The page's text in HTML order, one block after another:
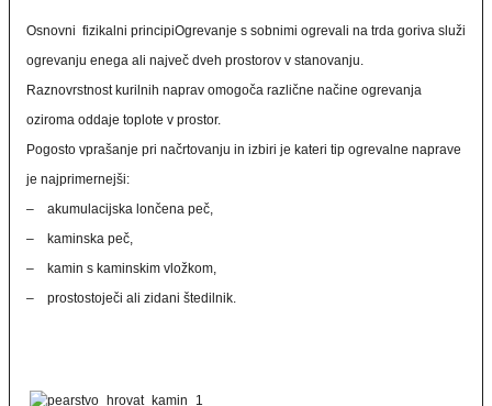
Osnovni fizikalni principiOgrevanje s sobnimi ogrevali na trda goriva služi
ogrevanju enega ali največ dveh prostorov v stanovanju.
Raznovrstnost kurilnih naprav omogoča različne načine ogrevanja
oziroma oddaje toplote v prostor.
Pogosto vprašanje pri načrtovanju in izbiri je kateri tip ogrevalne naprave
je najprimernejši:
– akumulacijska lončena peč,
– kaminska peč,
– kamin s kaminskim vložkom,
– prostostoječi ali zidani štedilnik.